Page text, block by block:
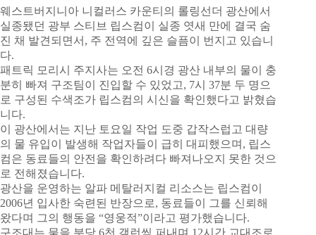
웨스트버지니아 니컬러스 카운티의 롤링선더 광산에서
실종됐던 광부 스티브 립스컴이 실종 엿새 만에 결국 숨
진 채 발견되면서, 주 전역에 깊은 슬픔이 번지고 있습니
다.
패트릭 모리시 주지사는 오전 6시경 광산 내부의 물이 충
분히 빠져 구조팀이 진입할 수 있었고, 7시 37분 두 명으
로 구성된 수색조가 립스컴의 시신을 확인했다고 밝혔습
니다.
이 광산에서는 지난 토요일 작업 도중 갑작스럽고 대량
의 물 유입이 발생해 작업자들이 급히 대피했으며, 립스
컴은 동료들의 안전을 확인하려다 빠져나오지 못한 것으
로 전해졌습니다.
광산을 운영하는 알파 메탈러지컬 리소스는 립스컴이
2006년 입사한 숙련된 반장으로, 동료들이 그를 신뢰해
왔다며 그의 행동을 “영웅적”이라고 평가했습니다.
구조대는 물을 분당 6천 갤런씩 퍼내며 12시간 교대조로